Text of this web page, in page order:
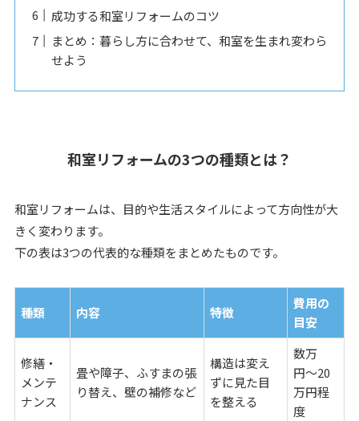
成功する和室リフォームのコツ
まとめ：暮らし方に合わせて、和室を生まれ変わら
せよう
和室リフォームの3つの種類とは？
和室リフォームは、目的や生活スタイルによって方向性が大
きく変わります。
下の表は3つの代表的な種類をまとめたものです。
種類 内容 特徴
費用の
目安
修繕・
メンテ
ナンス
畳や障子、ふすまの張
り替え、壁の補修など
構造は変え
ずに見た目
を整える
数万
円〜20
万円程
度